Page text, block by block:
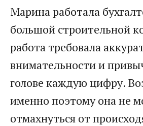
Марина работала
большой строительной
работа требовала
внимательности и
голове каждую цифру.
именно поэтому она не
отмахнуться от